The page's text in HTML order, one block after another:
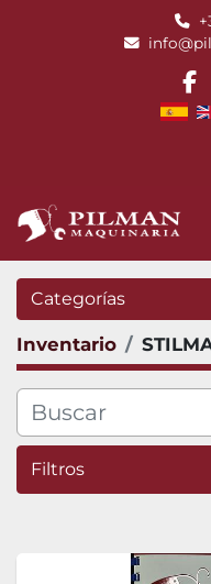
Categorías
Inventario
Filtros